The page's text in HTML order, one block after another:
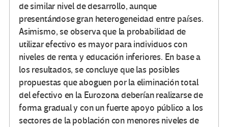
de similar nivel de desarrollo, aunque
presentándose gran heterogeneidad entre países.
Asimismo, se observa que la probabilidad de
utilizar efectivo es mayor para individuos con
niveles de renta y educación inferiores. En base a
los resultados, se concluye que las posibles
propuestas que aboguen por la eliminación total
del efectivo en la Eurozona deberían realizarse de
forma gradual y con un fuerte apoyo público a los
sectores de la población con menores niveles de